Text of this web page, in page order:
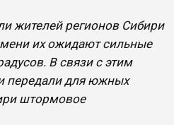
жителей регионов Сибири
их ожидают сильные
В связи с этим
передали для южных
штормовое